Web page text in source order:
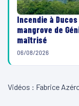
Incendie à
mangrove de
maîtrisé
06/08/2026
Vidéos : Fabrice